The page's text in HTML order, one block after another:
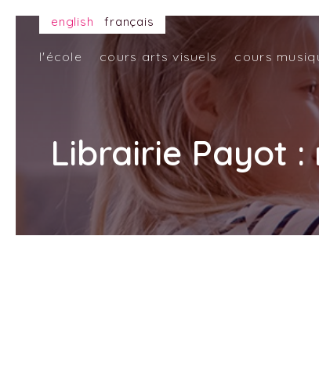
l'école cours arts visuels cours
english français
Librairie Payot